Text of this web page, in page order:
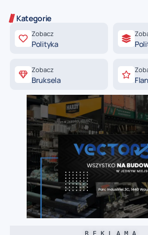
Kategorie
Zobacz
Polityka
Zobacz
Bruksela
R E K L A M A